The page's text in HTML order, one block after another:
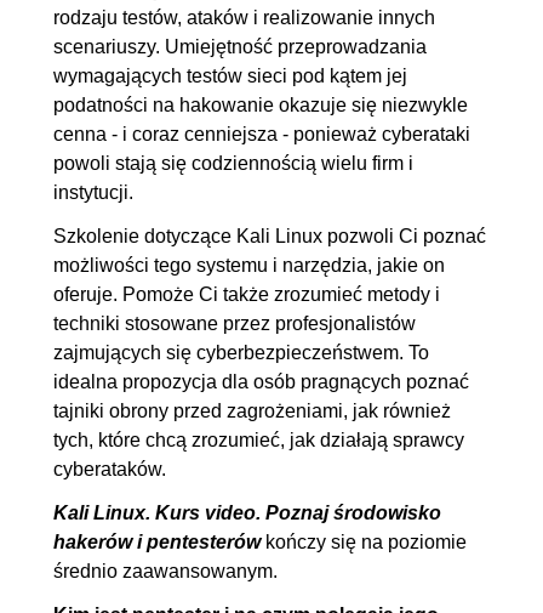
1.17. Komenda CAT i łączenie
plików tekstowych w jeden
00:05:08
1.18. Komenda GREP
00:05:02
1.19. Zwiększenie wydajności
1.20. Tworzenie
udostępnienie go
1.21. Pomoc czyli polecenie
MAN
00:03:14
1.22. Dokumentowanie -
screen ekranu
00:05:26
1.23. Udostępnianie USB
00:05:21
1.24. Administrator: sudo i su
1.25. Zabezpieczenie plików z
hasłami i loginami
00:11:29
rodzaju testów, ataków i realizowanie innych
scenariuszy. Umiejętność przeprowadzania
wymagających testów sieci pod kątem jej
podatności na hakowanie okazuje się niezwykle
cenna - i coraz cenniejsza - ponieważ cyberataki
powoli stają się codziennością wielu firm i
instytucji.
Szkolenie dotyczące Kali Linux pozwoli Ci poznać
możliwości tego systemu i narzędzia, jakie on
oferuje. Pomoże Ci także zrozumieć metody i
techniki stosowane przez profesjonalistów
zajmujących się cyberbezpieczeństwem. To
idealna propozycja dla osób pragnących poznać
tajniki obrony przed zagrożeniami, jak również
tych, które chcą zrozumieć, jak działają sprawcy
cyberataków.
Kali Linux. Kurs video. Poznaj środowisko
hakerów i pentesterów kończy się na poziomie
średnio zaawansowanym.